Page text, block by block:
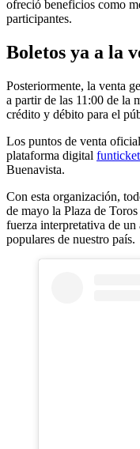
ofreció beneficios como
participantes.
Boletos ya a la
Posteriormente, la venta
a partir de las 11:00 de la
crédito y débito para el
Los puntos de venta
plataforma digital
Buenavista.
Con esta organización,
de mayo la Plaza de
fuerza interpretativa de
populares de nuestro país.